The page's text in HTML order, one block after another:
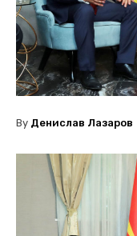
By Денислав Лазаров